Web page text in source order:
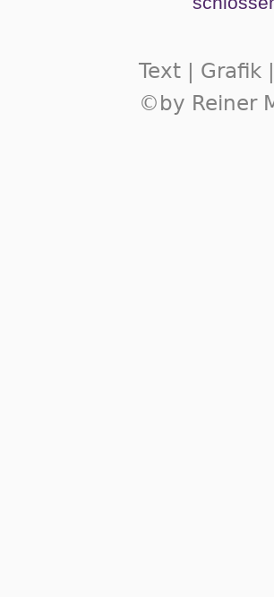
Text | Grafik
©by Reiner